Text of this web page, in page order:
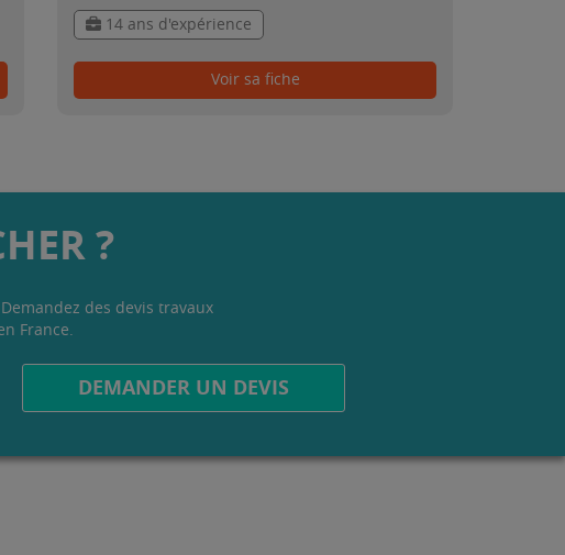
14 ans d'expérience
Voir sa fiche
?
des devis travaux
France.
DEMANDER UN DEVIS